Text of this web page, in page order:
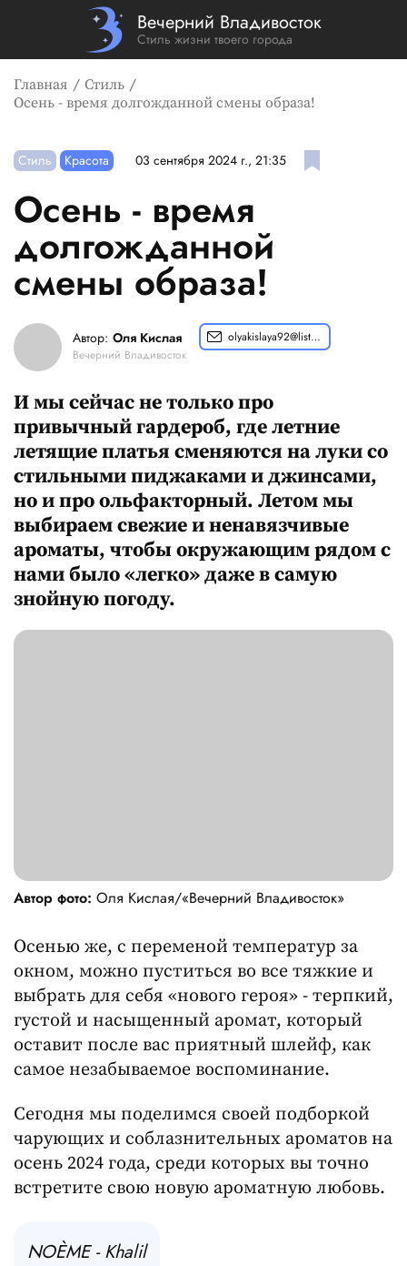
Вечерний Владивосток
Стиль жизни твоего города
Главная
Стиль
Осень - время долгожданной смены образа!
Стиль Красота 03 сентября 2024 г., 21:35
Осень - время
долгожданной
смены образа!
Автор: Оля Кислая
Вечерний Владивосток
olyakislaya92@list.ru
И мы сейчас не только про
привычный гардероб, где летние
летящие платья сменяются на луки со
стильными пиджаками и джинсами,
но и про ольфакторный. Летом мы
выбираем свежие и ненавязчивые
ароматы, чтобы окружающим рядом с
нами было «легко» даже в самую
знойную погоду.
Автор фото: Оля Кислая/«Вечерний Владивосток»
Осенью же, с переменой температур за
окном, можно пуститься во все тяжкие и
выбрать для себя «нового героя» - терпкий,
густой и насыщенный аромат, который
оставит после вас приятный шлейф, как
самое незабываемое воспоминание.
Сегодня мы поделимся своей подборкой
чарующих и соблазнительных ароматов на
осень 2024 года, среди которых вы точно
встретите свою новую ароматную любовь.
NOÈME - Khalil